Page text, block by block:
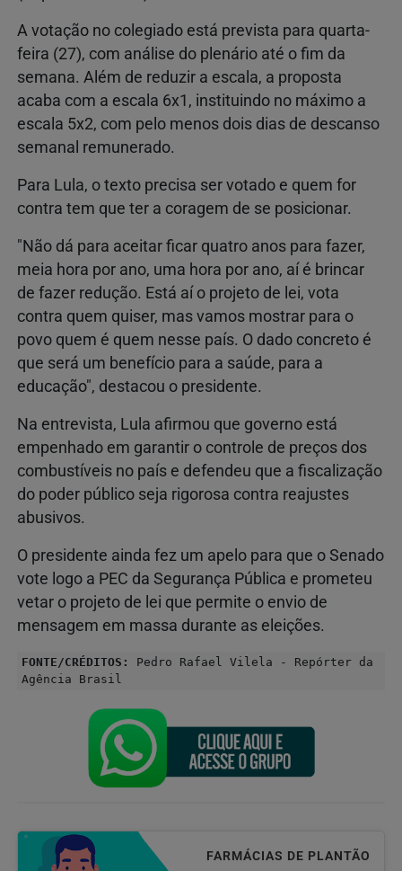
A votação no colegiado está prevista para quarta-
feira (27), com análise do plenário até o fim da
semana. Além de reduzir a escala, a proposta
acaba com a escala 6x1, instituindo no máximo a
escala 5x2, com pelo menos dois dias de descanso
semanal remunerado.
Para Lula, o texto precisa ser votado e quem for
contra tem que ter a coragem de se posicionar.
"Não dá para aceitar ficar quatro anos para fazer,
meia hora por ano, uma hora por ano, aí é brincar
de fazer redução. Está aí o projeto de lei, vota
contra quem quiser, mas vamos mostrar para o
povo quem é quem nesse país. O dado concreto é
que será um benefício para a saúde, para a
educação", destacou o presidente.
Na entrevista, Lula afirmou que governo está
empenhado em garantir o controle de preços dos
combustíveis no país e defendeu que a fiscalização
do poder público seja rigorosa contra reajustes
abusivos.
O presidente ainda fez um apelo para que o Senado
vote logo a PEC da Segurança Pública e prometeu
vetar o projeto de lei que permite o envio de
mensagem em massa durante as eleições.
FONTE/CRÉDITOS:
Pedro Rafael Vilela - Repórter da
Agência Brasil
FARMÁCIAS DE PLANTÃO